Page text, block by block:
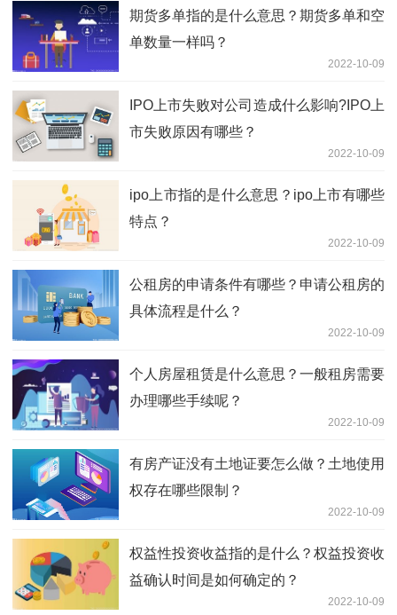
期货多单指的是什么意思？期货多单和空
单数量一样吗？
2022-10-09
IPO上市失败对公司造成什么影响?IPO上
市失败原因有哪些？
2022-10-09
ipo上市指的是什么意思？ipo上市有哪些
特点？
2022-10-09
公租房的申请条件有哪些？申请公租房的
具体流程是什么？
2022-10-09
个人房屋租赁是什么意思？一般租房需要
办理哪些手续呢？
2022-10-09
有房产证没有土地证要怎么做？土地使用
权存在哪些限制？
2022-10-09
权益性投资收益指的是什么？权益投资收
益确认时间是如何确定的？
2022-10-09